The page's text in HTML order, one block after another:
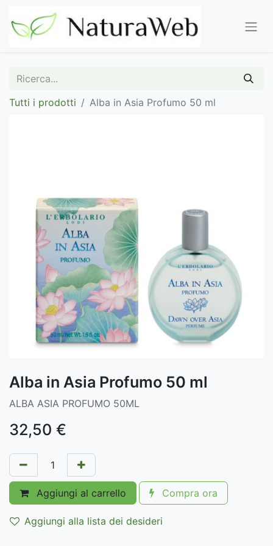
Tutti i prodotti Alba in Asia Profumo 50 ml
Alba in Asia Profumo 50 ml
ALBA ASIA PROFUMO 50ML
32,50 €
Aggiungi al carrello Compra ora
Aggiungi alla lista dei desideri